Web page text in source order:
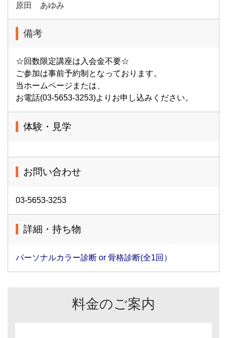
原田 あゆみ
備考
☆回数限定講座は入会金不要☆
ご参加は事前予約制となっております。
当ホームページまたは、
お電話(03-5653-3253)よりお申し込みください。
体験・見学
お問い合わせ
03-5653-3253
詳細・持ち物
パーソナルカラー診断 or 骨格診断(全1回）
料金のご案内